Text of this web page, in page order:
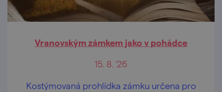
Vranovským zámkem jako v pohádce
15. 8. '26
Kostýmovaná prohlídka zámku určena pro